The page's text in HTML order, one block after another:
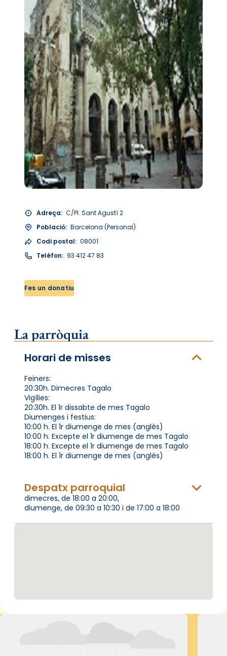
Adreça: C/Pl. Sant Agustí 2
Població: Barcelona (Personal)
Codi postal: 08001
Telèfon: 93 412 47 83
Fes un donatiu
La parròquia
Horari de misses
Feiners:
20:30h. Dimecres Tagalo
Vigílies:
20:30h. El 1r dissabte de mes Tagalo
Diumenges i festius:
10:00 h. El 1r diumenge de mes (anglès)
10:00 h. Excepte el 1r diumenge de mes Tagalo
18:00 h. Excepte el 1r diumenge de mes Tagalo
18:00 h. El 1r diumenge de mes (anglès)
Despatx parroquial
dimecres, de 18:00 a 20:00,
diumenge, de 09:30 a 10:30 i de 17:00 a 18:00